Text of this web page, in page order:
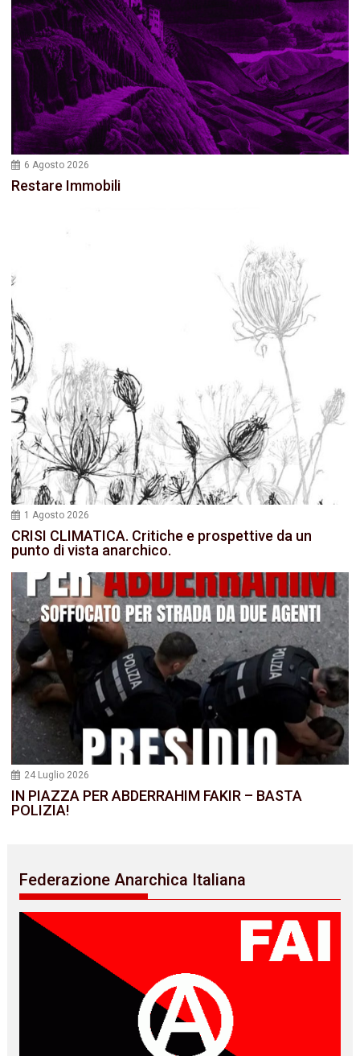
6 Agosto 2026
Restare Immobili
1 Agosto 2026
CRISI CLIMATICA. Critiche e prospettive da un
punto di vista anarchico.
24 Luglio 2026
IN PIAZZA PER ABDERRAHIM FAKIR – BASTA
POLIZIA!
Federazione Anarchica Italiana